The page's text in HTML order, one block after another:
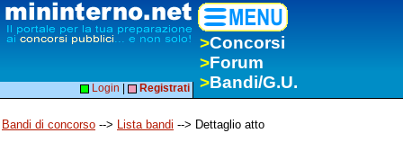
>Concorsi
>Forum
>Bandi/G.U.
Login Registrati
Bandi di concorso --> Lista bandi --> Dettaglio atto